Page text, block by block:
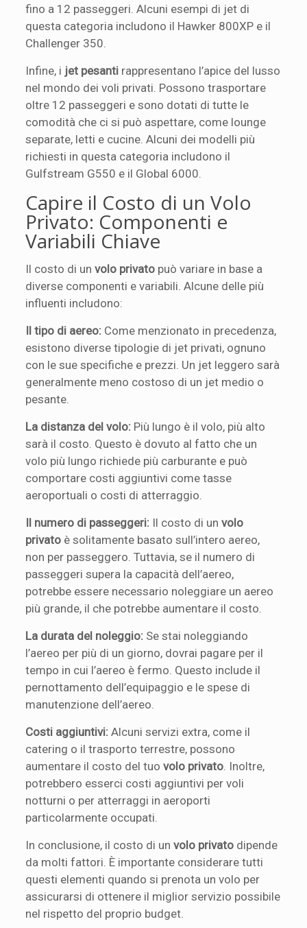
fino a 12 passeggeri. Alcuni esempi di jet di
questa categoria includono il Hawker 800XP e il
Challenger 350.
Infine, i jet pesanti rappresentano l’apice del lusso
nel mondo dei voli privati. Possono trasportare
oltre 12 passeggeri e sono dotati di tutte le
comodità che ci si può aspettare, come lounge
separate, letti e cucine. Alcuni dei modelli più
richiesti in questa categoria includono il
Gulfstream G550 e il Global 6000.
Capire il Costo di un Volo
Privato: Componenti e
Variabili Chiave
Il costo di unvolo privato può variare in base a
diverse componenti e variabili. Alcune delle più
influenti includono:
Il tipo di aereo: Come menzionato in precedenza,
esistono diverse tipologie di jet privati, ognuno
con le sue specifiche e prezzi. Un jet leggero sarà
generalmente meno costoso di un jet medio o
pesante.
La distanza del volo: Più lungo è il volo, più alto
sarà il costo. Questo è dovuto al fatto che un
volo più lungo richiede più carburante e può
comportare costi aggiuntivi come tasse
aeroportuali o costi di atterraggio.
Il numero di passeggeri: Il costo di unvolo
privato è solitamente basato sull’intero aereo,
non per passeggero. Tuttavia, se il numero di
passeggeri supera la capacità dell’aereo,
potrebbe essere necessario noleggiare un aereo
più grande, il che potrebbe aumentare il costo.
La durata del noleggio: Se stai noleggiando
l’aereo per più di un giorno, dovrai pagare per il
tempo in cui l’aereo è fermo. Questo include il
pernottamento dell’equipaggio e le spese di
manutenzione dell’aereo.
Costi aggiuntivi: Alcuni servizi extra, come il
catering o il trasporto terrestre, possono
aumentare il costo del tuovolo privato . Inoltre,
potrebbero esserci costi aggiuntivi per voli
notturni o per atterraggi in aeroporti
particolarmente occupati.
In conclusione, il costo di unvolo privato dipende
da molti fattori. È importante considerare tutti
questi elementi quando si prenota un volo per
assicurarsi di ottenere il miglior servizio possibile
nel rispetto del proprio budget.